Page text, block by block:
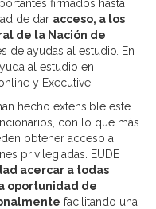
firmados hasta
de dar acceso, a los
de la Nación de
de ayudas al estudio En
al estudio en
y Executive
hecho extensible este
con lo que más
obtener acceso a
privilegiadas. EUDE
acercar a todas
oportunidad de
facilitando una